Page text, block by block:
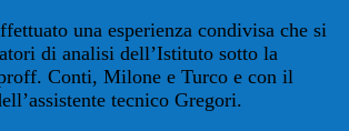
una esperienza condivisa che si
di analisi dell’Istituto sotto la
Conti, Milone e Turco e con il
tecnico Gregori.